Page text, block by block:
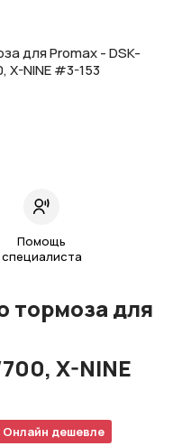
Помощь
специалиста
Онлайн дешевле
тормоза для
X-NINE